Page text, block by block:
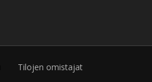
Tilojen omistajat